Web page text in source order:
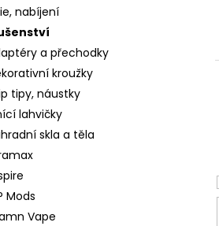
nabíjení
a přechodky
kroužky
tipy, náustky
lahvičky
skla a těla
Mods
Vape
DESERT SHIP 10ML 18MG
195 Kč